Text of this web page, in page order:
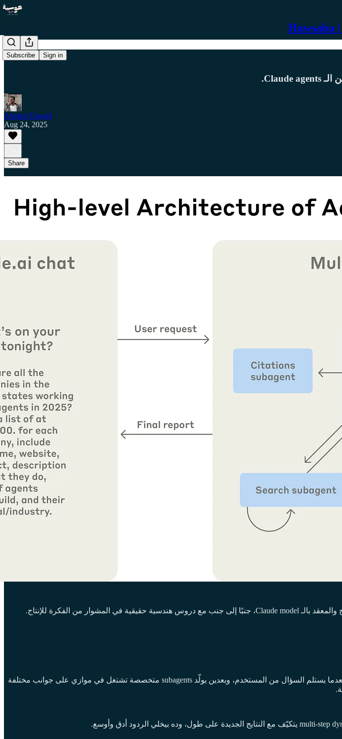
Subscribe Sign in
Ahmed Taweel
Aug 24, 2025
Share
النظام بيشتغل بنمط orchestrator-worker، يعني فيه lead agent (قائد البحث) عمل خطة مبتكرة بعدما يستلم السؤال من المستخدم، وبعدين يولّد subagents متخصصة تشتغل في موازي على جوانب مختلفة